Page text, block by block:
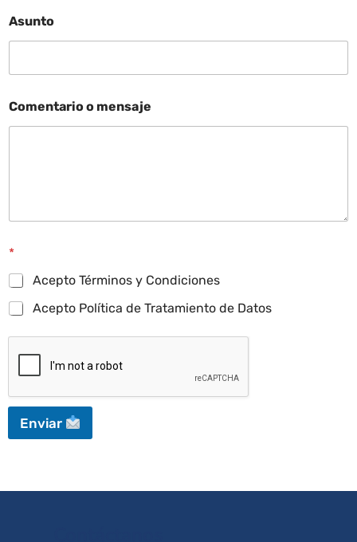
Asunto
Comentario o mensaje
*
Acepto Términos y Condiciones
Acepto Política de Tratamiento de Datos
Enviar